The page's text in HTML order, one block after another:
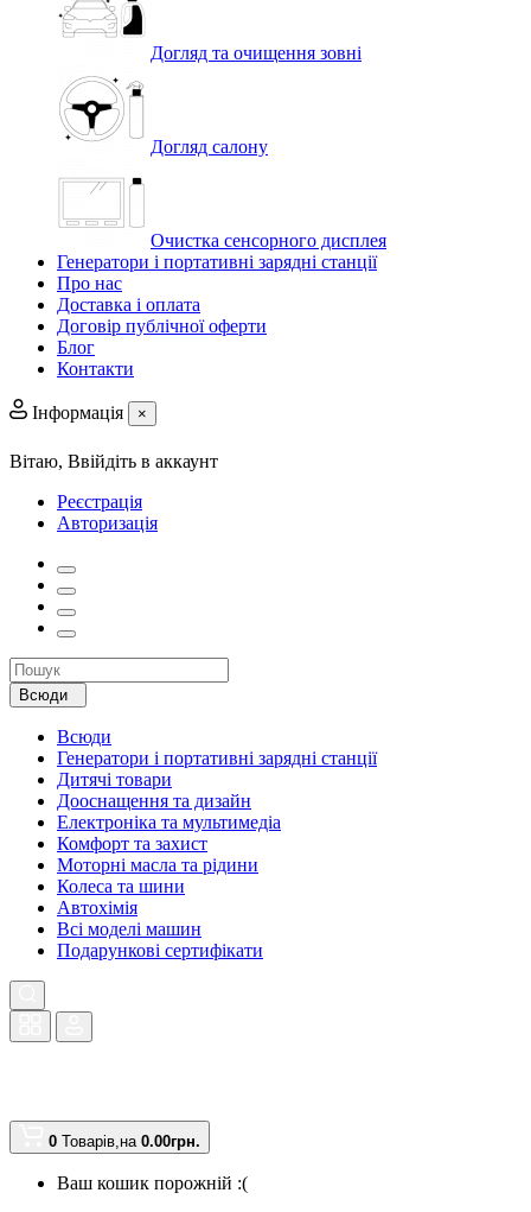
Догляд та очищення зовні
Догляд салону
Очистка сенсорного дисплея
Генератори і портативні зарядні станції
Про нас
Доставка і оплата
Договір публічної оферти
Блог
Контакти
Інформація ×
Вітаю, Ввійдіть в аккаунт
Реєстрація
Авторизація
Всюди
Всюди
Генератори і портативні зарядні станції
Дитячі товари
Дооснащення та дизайн
Електроніка та мультимедіа
Комфорт та захист
Моторні масла та рідини
Колеса та шини
Автохімія
Всі моделі машин
Подарункові сертифікати
0 Товарів,на 0.00грн.
Ваш кошик порожній :(